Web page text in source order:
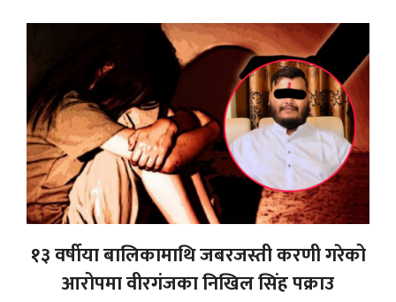
१३ वर्षीया बालिकामाथि जबरजस्ती करणी गरेको
आरोपमा वीरगंजका निखिल सिंह पक्राउ